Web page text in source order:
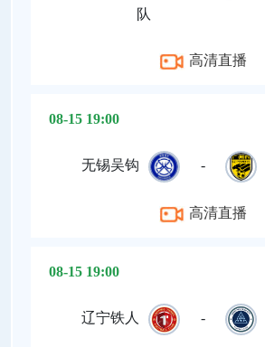
队
高清直播
08-15 19:00
无锡吴钩 -
高清直播
08-15 19:00
辽宁铁人 -